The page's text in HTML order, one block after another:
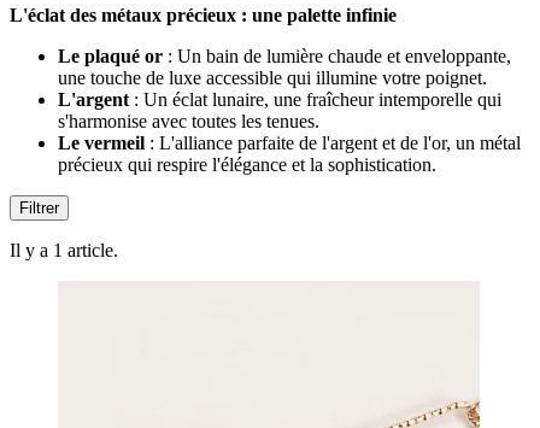
L'éclat des métaux précieux : une palette infinie
Le plaqué or : Un bain de lumière chaude et enveloppante,
une touche de luxe accessible qui illumine votre poignet.
L'argent : Un éclat lunaire, une fraîcheur intemporelle qui
s'harmonise avec toutes les tenues.
Le vermeil : L'alliance parfaite de l'argent et de l'or, un métal
précieux qui respire l'élégance et la sophistication.
Filtrer
Il y a 1 article.